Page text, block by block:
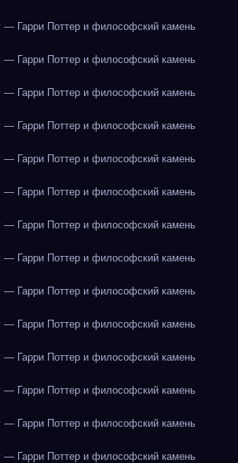
Гарри Поттер и философский камень
Гарри Поттер и философский камень
Гарри Поттер и философский камень
Гарри Поттер и философский камень
Гарри Поттер и философский камень
Гарри Поттер и философский камень
Гарри Поттер и философский камень
Гарри Поттер и философский камень
Гарри Поттер и философский камень
Гарри Поттер и философский камень
Гарри Поттер и философский камень
Гарри Поттер и философский камень
Гарри Поттер и философский камень
Гарри Поттер и философский камень